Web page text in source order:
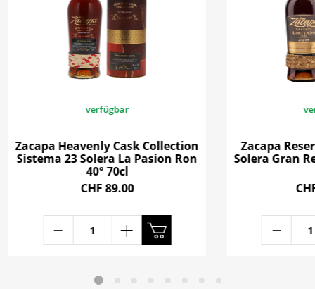
verfügbar
Zacapa Heavenly Cask Collection
Sistema 23 Solera La Pasion Ron
40° 70cl
CHF 89.00
Zacapa
Solera Gran